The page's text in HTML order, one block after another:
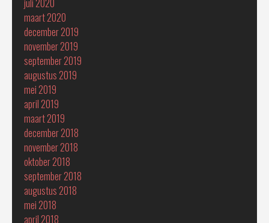
juli 2020
maart 2020
december 2019
november 2019
september 2019
augustus 2019
mei 2019
april 2019
maart 2019
december 2018
november 2018
oktober 2018
september 2018
augustus 2018
mei 2018
april 2018